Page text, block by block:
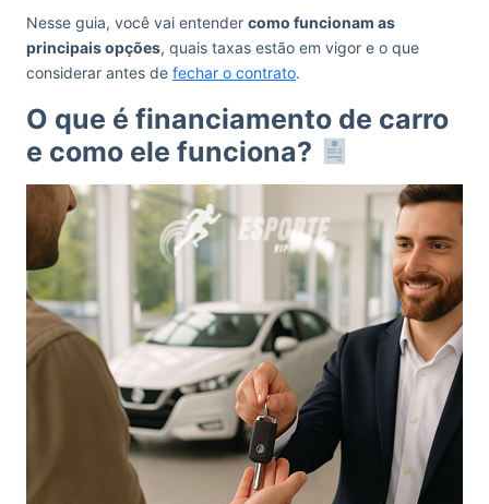
Nesse guia, você vai entender como funcionam as
principais opções, quais taxas estão em vigor e o que
considerar antes de fechar o contrato.
O que é financiamento de carro
e como ele funciona?